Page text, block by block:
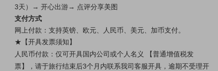
3天）→ 开心出游→ 点评分享美图
支付方式
网上付款：支持英镑、欧元、人民币、美元、加币支付。
★【开具发票须知】
人民币付款：仅可开具国内公司或个人名义 【普通增值税发
票】，请于旅行结束后3个月内联系我司客服开具，逾期不受理开